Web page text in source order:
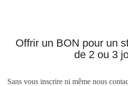
Offrir un BON pour un
de 2 ou 3
Sans vous inscrire ni même nous